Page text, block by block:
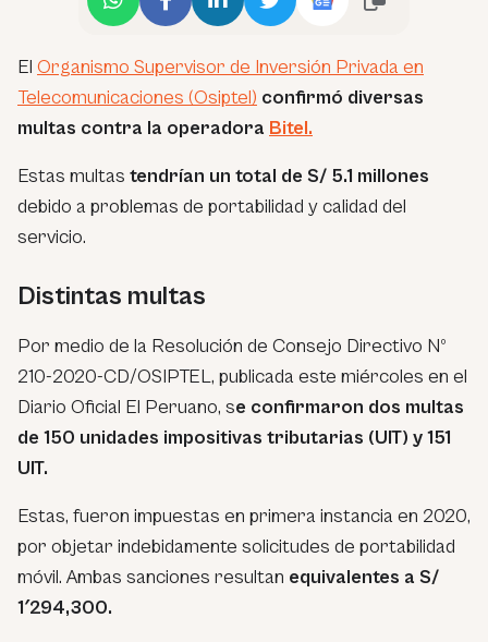
El Organismo Supervisor de Inversión Privada en
Telecomunicaciones (Osiptel) confirmó diversas
multas contra la operadora Bitel.
Estas multas tendrían un total de S/ 5.1 millones
debido a problemas de portabilidad y calidad del
servicio.
Distintas multas
Por medio de la Resolución de Consejo Directivo Nº
210-2020-CD/OSIPTEL, publicada este miércoles en el
Diario Oficial El Peruano, se confirmaron dos multas
de 150 unidades impositivas tributarias (UIT) y 151
UIT.
Estas, fueron impuestas en primera instancia en 2020,
por objetar indebidamente solicitudes de portabilidad
móvil. Ambas sanciones resultan equivalentes a S/
1′294,300.